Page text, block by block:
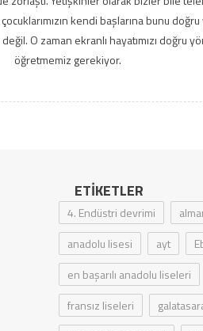
kendi başlarına bunu
O zaman ekranlı hayatımızı doğru
öğretmemiz gerekiyor.
ETIKETLER
4. Endüstri devrimi
anadolu lisesi
ayt
en başarılı anadolu liseleri
fransız liseleri